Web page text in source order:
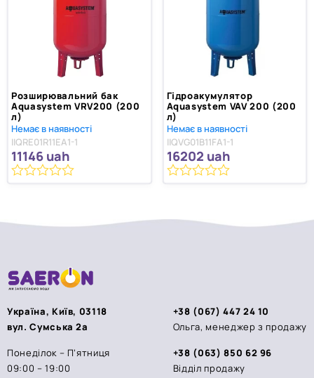
Розширювальний бак
Aquasystem VRV200 (200
л)
Немає в наявності
IIQRE01R11EA1-1
11146 uah
Гідроакумулятор
Aquasystem VAV 200 (200
л)
Немає в наявності
IIQVG01B11FA1-1
16202 uah
Україна, Київ, 03118
вул. Сумська 2а
Понеділок – П’ятниця
09:00 – 19:00
+38 (067) 447 24 10
Ольга, менеджер з продажу
+38 (063) 850 62 96
Відділ продажу